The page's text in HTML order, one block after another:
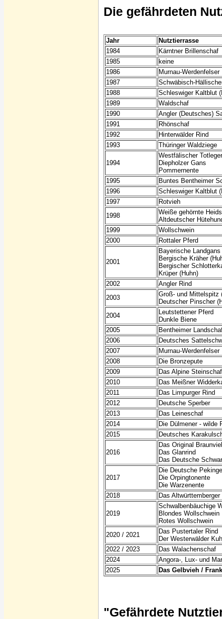
Die gefährdeten
Jahr
Nutztierrasse
1984
Kärntner Brillenschaf
1985
keine
1986
Murnau-Werdenfelser
1987
Schwäbisch-
1988
Schleswiger Kaltblut
1989
Waldschaf
1990
Angler (Deutsches)
1991
Rhönschaf
1992
Hinterwälder Rind
1993
Thüringer Waldziege
1994
Westfälischer
Diepholzer Gans
Pommernente
1995
Buntes Bentheimer
1996
Schleswiger Kaltblut
1997
Rotvieh
1998
Weiße gehörnte
Altdeutscher
1999
Wollschwein
2000
Rottaler Pferd
2001
Bayerische Landgans
Bergische Kräher
Bergischer
Krüper (Huhn)
2002
Angler Rind
2003
Groß- und Mittelspitz
Deutscher Pinscher
2004
Leutstettener Pferd
Dunkle Biene
2005
Bentheimer
2006
Deutsches
2007
Murnau-Werdenfelser
2008
Die Bronzepute
2009
Das Alpine Steinschaf
2010
Das Meißner
2011
Das Limpurger Rind
2012
Deutsche Sperber
2013
Das Leineschaf
2014
Die Dülmener - wilde
2015
Deutsches
2016
Das Original
Das Glanrind
Das Deutsche
2017
Die Deutsche
Die Orpingtonente
Die Warzenente
2018
Das Altwürttemberger
2019
Schwalbenbäuchige
Blondes Wollschwein
Rotes Wollschwein
2020 / 2021
Das Pustertaler Rind
Der Westerwälder
2022 / 2023
Das Walachenschaf
2024
Angora-, Lux- und
2025
Das Gelbvieh /
"Gefährdete